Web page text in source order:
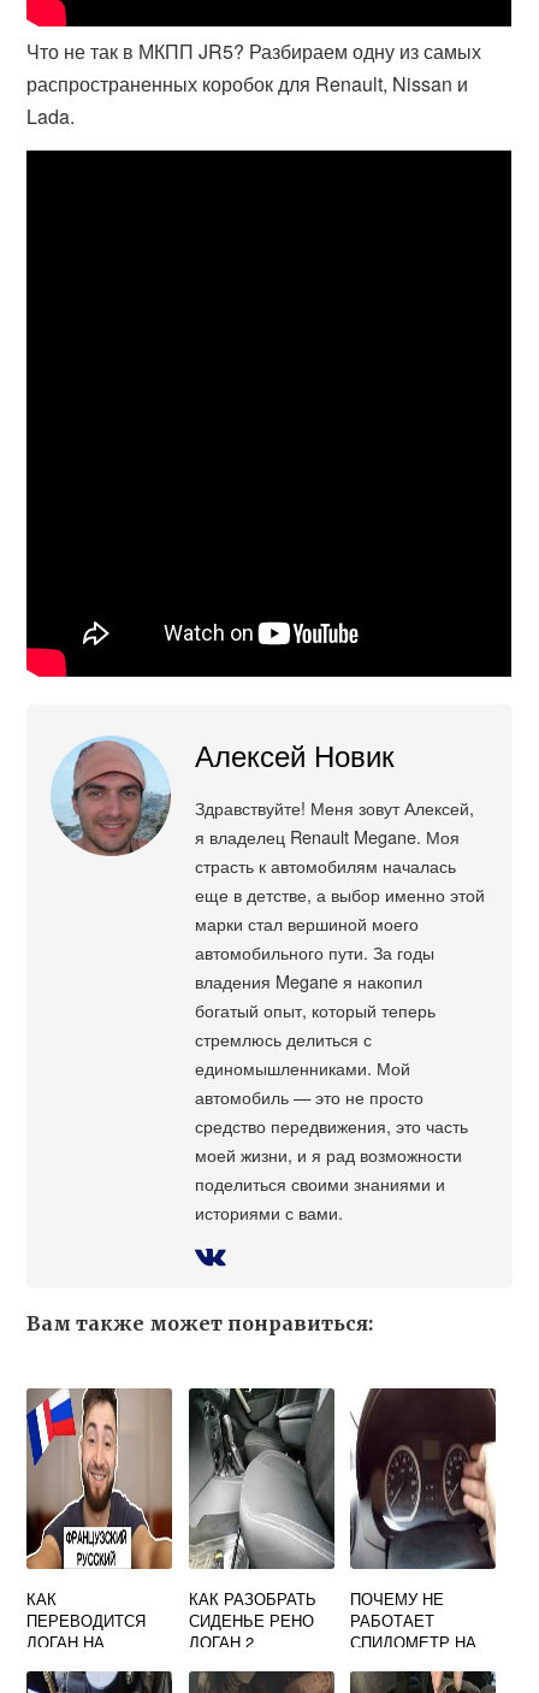
Что не так в МКПП JR5? Разбираем одну из самых
распространенных коробок для Renault, Nissan и
Lada.
Алексей Новик
Здравствуйте! Меня зовут Алексей,
я владелец Renault Megane. Моя
страсть к автомобилям началась
еще в детстве, а выбор именно этой
марки стал вершиной моего
автомобильного пути. За годы
владения Megane я накопил
богатый опыт, который теперь
стремлюсь делиться с
единомышленниками. Мой
автомобиль — это не просто
средство передвижения, это часть
моей жизни, и я рад возможности
поделиться своими знаниями и
историями с вами.
Вам также может понравиться:
КАК
ПЕРЕВОДИТСЯ
ЛОГАН НА
ФРАНЦУЗСКОГО
КАК РАЗОБРАТЬ
СИДЕНЬЕ РЕНО
ЛОГАН 2
ПОЧЕМУ НЕ
РАБОТАЕТ
СПИДОМЕТР НА